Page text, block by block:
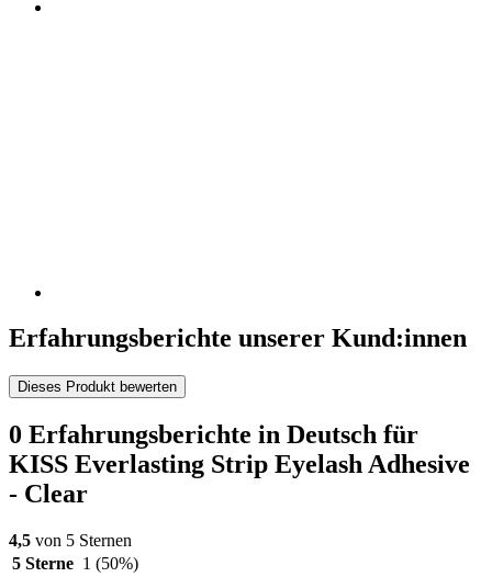
Erfahrungsberichte unserer Kund:innen
Dieses Produkt bewerten
0 Erfahrungsberichte in Deutsch für
KISS Everlasting Strip Eyelash Adhesive
- Clear
4,5 von 5 Sternen
5 Sterne 1 (50%)